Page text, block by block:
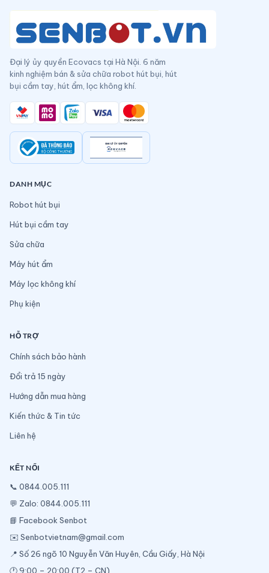
Đại lý ủy quyền Ecovacs tại Hà Nội. 6 năm
kinh nghiệm bán & sửa chữa robot hút bụi, hút
bụi cầm tay, hút ẩm, lọc không khí.
DANH MỤC
Robot hút bụi
Hút bụi cầm tay
Sửa chữa
Máy hút ẩm
Máy lọc không khí
Phụ kiện
HỖ TRỢ
Chính sách bảo hành
Đổi trả 15 ngày
Hướng dẫn mua hàng
Kiến thức & Tin tức
Liên hệ
KẾT NỐI
📞 0844.005.111
💬 Zalo: 0844.005.111
📘 Facebook Senbot
✉️ Senbotvietnam@gmail.com
📍 Số 26 ngõ 10 Nguyễn Văn Huyên, Cầu Giấy, Hà Nội
🕐 9:00 – 20:00 (T2 – CN)